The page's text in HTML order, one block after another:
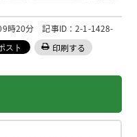
時20分 記事ID：2-1-1428-
印刷する